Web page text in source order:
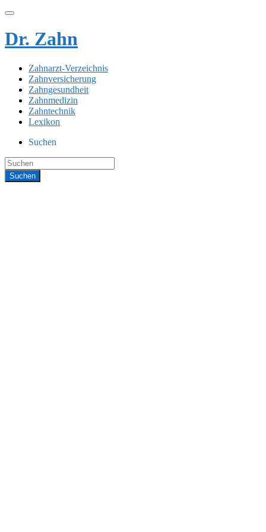
Dr. Zahn
Zahnarzt-Verzeichnis
Zahnversicherung
Zahngesundheit
Zahnmedizin
Zahntechnik
Lexikon
Suchen